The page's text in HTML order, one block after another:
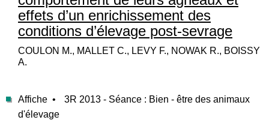
effets d’un enrichissement des
conditions d’élevage post-sevrage
COULON M., MALLET C., LEVY F., NOWAK R., BOISSY
A.
Affiche •
3R 2013 - Séance : Bien - être des animaux
d'élevage